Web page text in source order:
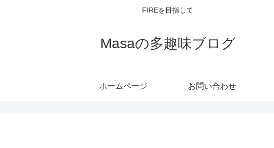
FIREを目指して
Masaの多趣味ブログ
ホームページ お問い合わせ